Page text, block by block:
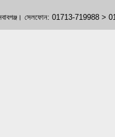
চাঁপাইনবাবগঞ্জ। সেলফোন: 01713-